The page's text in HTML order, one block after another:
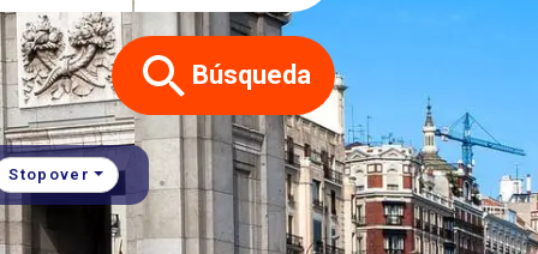
Búsqueda
Stopover